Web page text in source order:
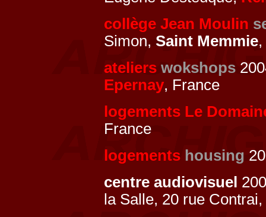
collège Jean Moulin
Simon, Saint Memmie,
ateliers wokshops
Epernay, France
logements Le
France
logements housing
centre audiovisuel
la Salle, 20 rue Contrai,